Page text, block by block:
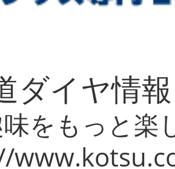
ダイヤ情
をもっと楽